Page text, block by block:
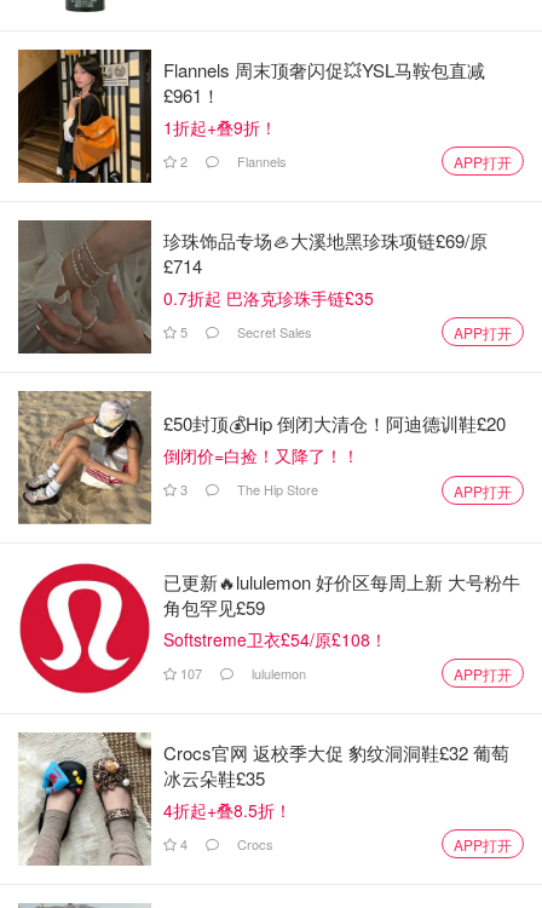
Zedwell胶囊酒店的开业，也标志着胶囊住宿文化正式进入
客、年轻背包客，甚至是想要尝试新奇住宿体验的本地居
民，这里都值得列入清单。毕竟，伦敦市中心花30英镑就能
体验“私人茧房” ，在这个房价超高的城市，真的是少有的
福利了。
独特住宿，Zedwell胶囊酒店绝对不容错过。蜗居小空间，
也能有大乐趣。
如果你喜欢我们的文章记得❤喜欢+⭐收藏+📣分享
哦，也可
以加小编服务号（DMxQianDuoDuo）了解更多英国优质折
来源：timeout.com
英国新闻
Flannels 周末顶奢闪促💥YSL马鞍包直减
£961！
1折起+叠9折！
2 Flannels APP打开
珍珠饰品专场🦪大溪地黑珍珠项链£69/原
£714
0.7折起 巴洛克珍珠手链£35
5 Secret Sales APP打开
£50封顶💰Hip 倒闭大清仓！阿迪德训鞋£20
倒闭价=白捡！又降了！！
3 The Hip Store APP打开
已更新🔥lululemon 好价区每周上新 大号粉牛
角包罕见£59
Softstreme卫衣£54/原£108！
107 lululemon APP打开
Crocs官网 返校季大促 豹纹洞洞鞋£32 葡萄
冰云朵鞋£35
4折起+叠8.5折！
4 Crocs APP打开